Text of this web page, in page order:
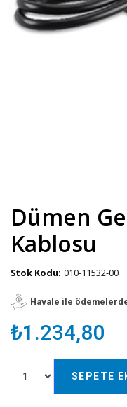
Dümen
Kablosu
Stok Kodu: 010-11532-00
Havale ile
₺1.234,80
SEPETE